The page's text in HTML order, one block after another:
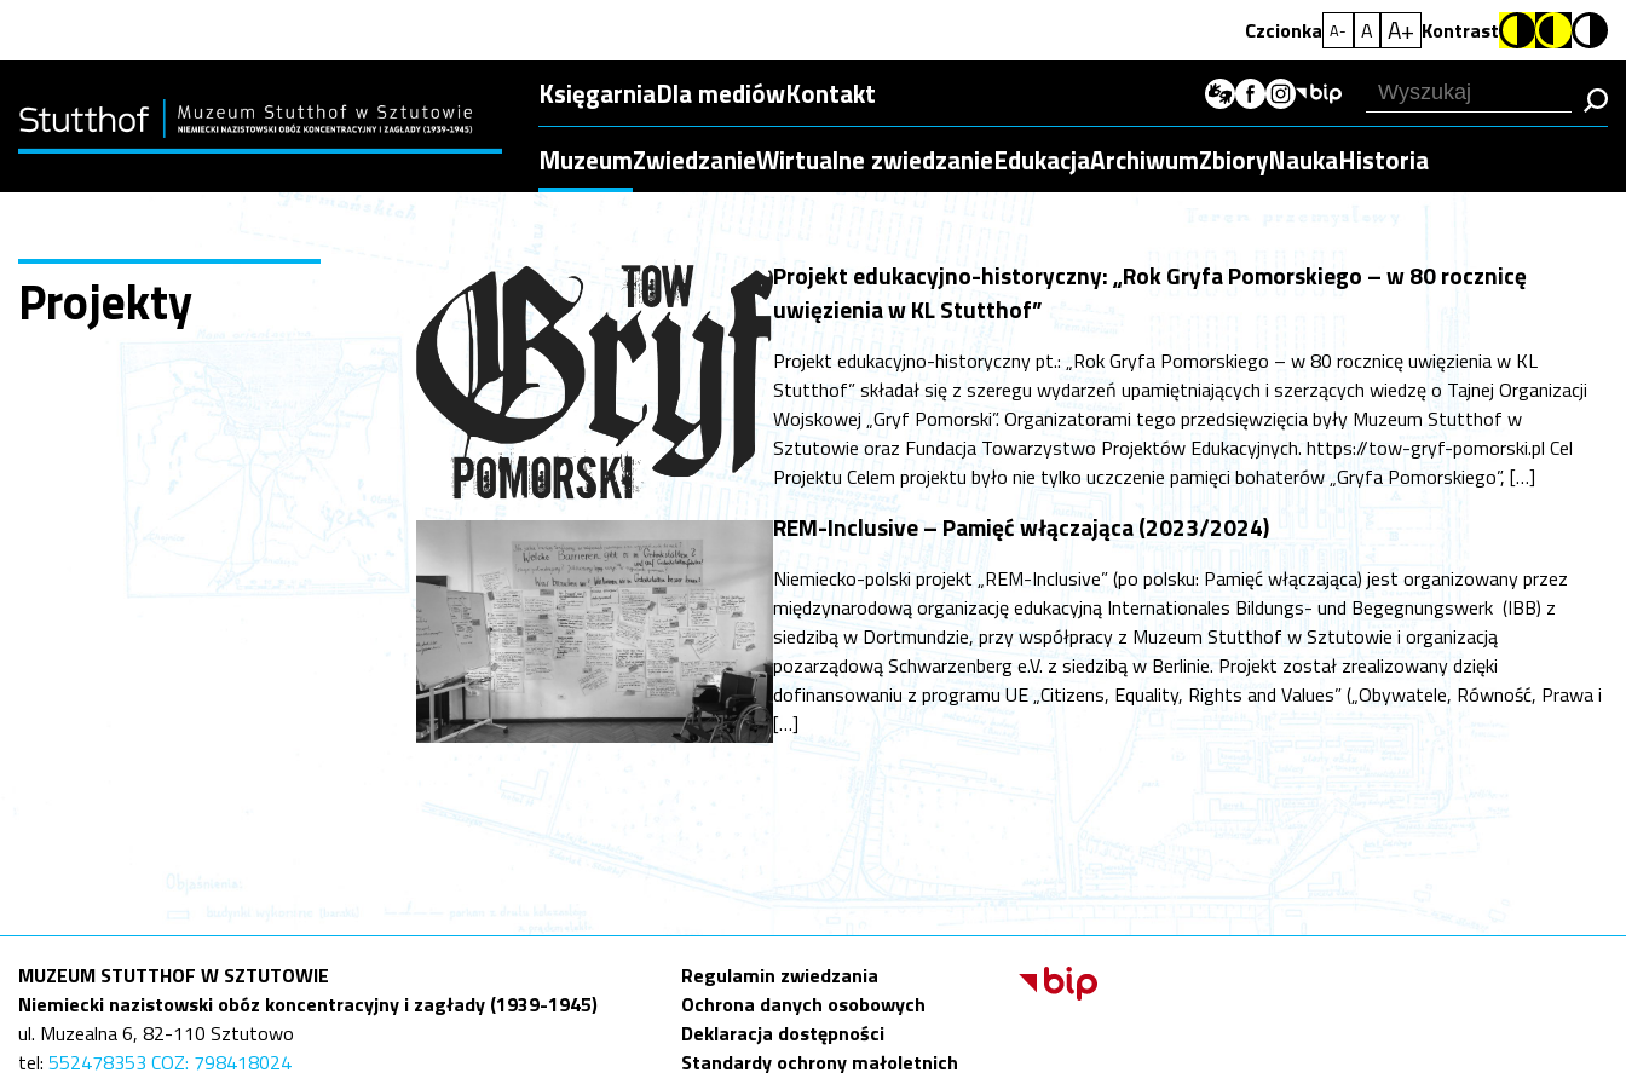
Czcionka A- A A+ Kontrast
KsięgarniaDla mediówKontakt
MuzeumZwiedzanieWirtualne zwiedzanieEdukacjaArchiwumZbioryNaukaHistoria
Projekty
Projekt edukacyjno-historyczny: „Rok Gryfa Pomorskiego – w 80 rocznicę
uwięzienia w KL Stutthof”
Projekt edukacyjno-historyczny pt.: „Rok Gryfa Pomorskiego – w 80 rocznicę uwięzienia w KL
Stutthof” składał się z szeregu wydarzeń upamiętniających i szerzących wiedzę o Tajnej Organizacji
Wojskowej „Gryf Pomorski”. Organizatorami tego przedsięwzięcia były Muzeum Stutthof w
Sztutowie oraz Fundacja Towarzystwo Projektów Edukacyjnych. https://tow-gryf-pomorski.pl Cel
Projektu Celem projektu było nie tylko uczczenie pamięci bohaterów „Gryfa Pomorskiego”, […]
REM-Inclusive – Pamięć włączająca (2023/2024)
Niemiecko-polski projekt „REM-Inclusive” (po polsku: Pamięć włączająca) jest organizowany przez
międzynarodową organizację edukacyjną Internationales Bildungs- und Begegnungswerk (IBB) z
siedzibą w Dortmundzie, przy współpracy z Muzeum Stutthof w Sztutowie i organizacją
pozarządową Schwarzenberg e.V. z siedzibą w Berlinie. Projekt został zrealizowany dzięki
dofinansowaniu z programu UE „Citizens, Equality, Rights and Values” („Obywatele, Równość, Prawa i
[…]
MUZEUM STUTTHOF W SZTUTOWIE
Niemiecki nazistowski obóz koncentracyjny i zagłady (1939-1945)
ul. Muzealna 6, 82-110 Sztutowo
tel: 552478353 COZ: 798418024
Regulamin zwiedzania
Ochrona danych osobowych
Deklaracja dostępności
Standardy ochrony małoletnich